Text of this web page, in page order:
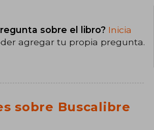
sobre el libro? Inicia
agregar tu propia pregunta.
sobre Buscalibre